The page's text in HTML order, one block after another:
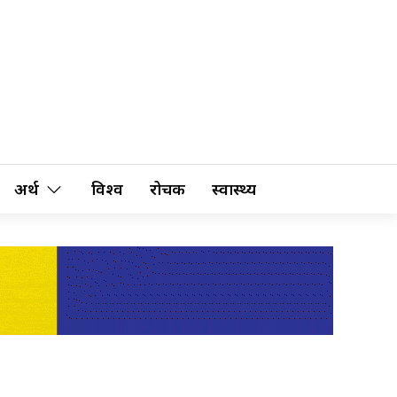
अर्थ विश्व रोचक स्वास्थ्य